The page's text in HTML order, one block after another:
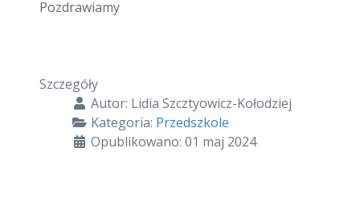
Pozdrawiamy
Szczegóły
Autor: Lidia Szcztyowicz-Kołodziej
Kategoria: Przedszkole
Opublikowano: 01 maj 2024